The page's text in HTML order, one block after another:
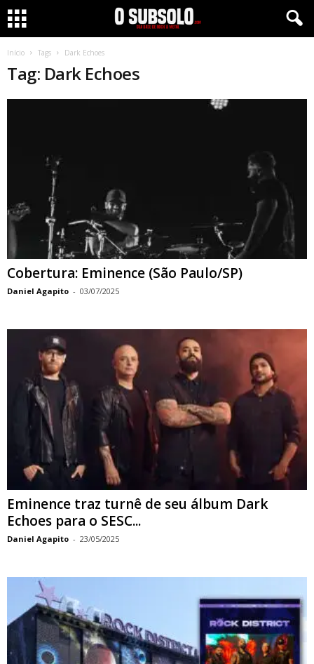
Início Tags Dark Echoes
Tag: Dark Echoes
Cobertura: Eminence (São Paulo/SP)
Daniel Agapito - 03/07/2025
Eminence traz turnê de seu álbum Dark
Echoes para o SESC...
Daniel Agapito - 23/05/2025